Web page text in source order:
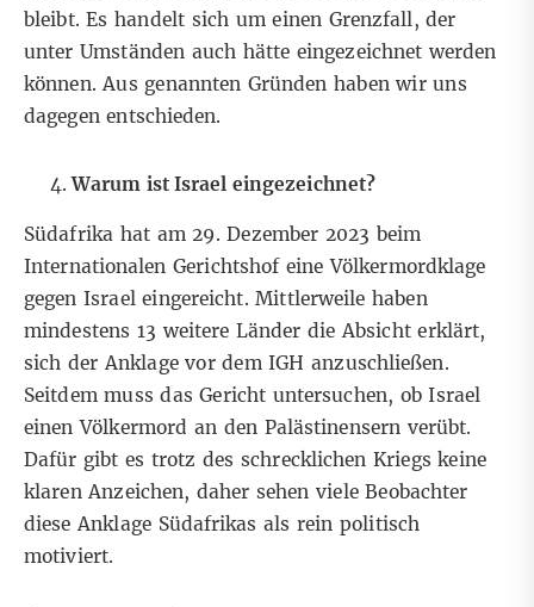
bleibt. Es handelt sich um einen Grenzfall, der
unter Umständen auch hätte eingezeichnet werden
können. Aus genannten Gründen haben wir uns
dagegen entschieden.
Warum ist Israel eingezeichnet?
Südafrika hat am 29. Dezember 2023 beim
Internationalen Gerichtshof eine Völkermordklage
gegen Israel eingereicht. Mittlerweile haben
mindestens 13 weitere Länder die Absicht erklärt,
sich der Anklage vor dem IGH anzuschließen.
Seitdem muss das Gericht untersuchen, ob Israel
einen Völkermord an den Palästinensern verübt.
Dafür gibt es trotz des schrecklichen Kriegs keine
klaren Anzeichen, daher sehen viele Beobachter
diese Anklage Südafrikas als rein politisch
motiviert.